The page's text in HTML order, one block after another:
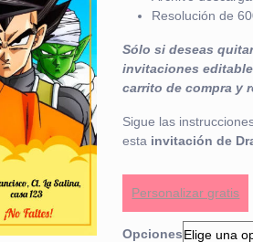
Resolución de
Sólo si deseas
invitaciones
carrito de compra y
Sigue las
esta invitación de
Personalizar gratis
Opciones